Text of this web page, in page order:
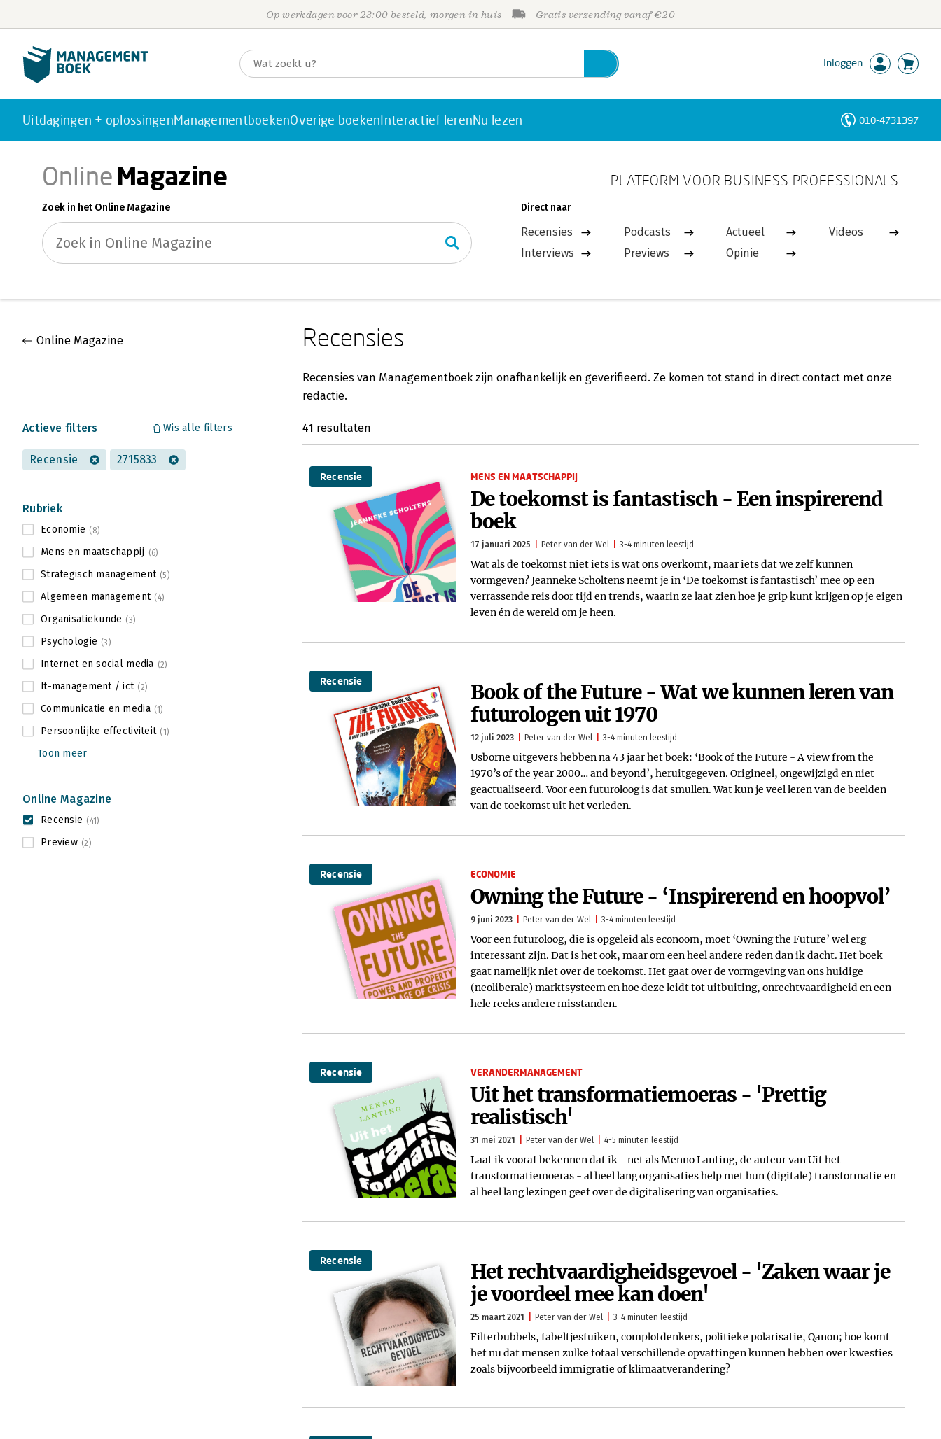
Op werkdagen voor 23:00 besteld, morgen in huis Gratis verzending vanaf €20
Inloggen
Uitdagingen + oplossingenManagementboekenOverige boekenInteractief lerenNu lezen 010-4731397
OnlineMagazine PLATFORM VOOR BUSINESS PROFESSIONALS
Zoek in het Online Magazine Direct naar
Recensies
Interviews
Podcasts
Previews
Actueel
Opinie
Videos
Gevonden artikelen
Online Magazine
Actieve filters Wis alle filters
Recensie 2715833
Rubriek
Economie (8)
Mens en maatschappij (6)
Strategisch management (5)
Algemeen management (4)
Organisatiekunde (3)
Psychologie (3)
Internet en social media (2)
It-management / ict (2)
Communicatie en media (1)
Persoonlijke effectiviteit (1)
Toon meer
Online Magazine
Recensie (41)
Preview (2)
Recensies
Recensies van Managementboek zijn onafhankelijk en geverifieerd. Ze komen tot stand in direct contact met onze
redactie.
41 resultaten
Recensie MENS EN MAATSCHAPPIJ
De toekomst is fantastisch - Een inspirerend
boek
17 januari 2025 Peter van der Wel 3-4 minuten leestijd
Wat als de toekomst niet iets is wat ons overkomt, maar iets dat we zelf kunnen
vormgeven? Jeanneke Scholtens neemt je in ‘De toekomst is fantastisch’ mee op een
verrassende reis door tijd en trends, waarin ze laat zien hoe je grip kunt krijgen op je eigen
leven én de wereld om je heen.
Recensie
Book of the Future - Wat we kunnen leren van
futurologen uit 1970
12 juli 2023 Peter van der Wel 3-4 minuten leestijd
Usborne uitgevers hebben na 43 jaar het boek: ‘Book of the Future - A view from the
1970’s of the year 2000… and beyond’, heruitgegeven. Origineel, ongewijzigd en niet
geactualiseerd. Voor een futuroloog is dat smullen. Wat kun je veel leren van de beelden
van de toekomst uit het verleden.
Recensie ECONOMIE
Owning the Future - ‘Inspirerend en hoopvol’
9 juni 2023 Peter van der Wel 3-4 minuten leestijd
Voor een futuroloog, die is opgeleid als econoom, moet ‘Owning the Future’ wel erg
interessant zijn. Dat is het ook, maar om een heel andere reden dan ik dacht. Het boek
gaat namelijk niet over de toekomst. Het gaat over de vormgeving van ons huidige
(neoliberale) marktsysteem en hoe deze leidt tot uitbuiting, onrechtvaardigheid en een
hele reeks andere misstanden.
Recensie VERANDERMANAGEMENT
Uit het transformatiemoeras - 'Prettig
realistisch'
31 mei 2021 Peter van der Wel 4-5 minuten leestijd
Laat ik vooraf bekennen dat ik - net als Menno Lanting, de auteur van Uit het
transformatiemoeras - al heel lang organisaties help met hun (digitale) transformatie en
al heel lang lezingen geef over de digitalisering van organisaties.
Recensie
Het rechtvaardigheidsgevoel - 'Zaken waar je
je voordeel mee kan doen'
25 maart 2021 Peter van der Wel 3-4 minuten leestijd
Filterbubbels, fabeltjesfuiken, complotdenkers, politieke polarisatie, Qanon; hoe komt
het nu dat mensen zulke totaal verschillende opvattingen kunnen hebben over kwesties
zoals bijvoorbeeld immigratie of klimaatverandering?
Personen
Trefwoorden